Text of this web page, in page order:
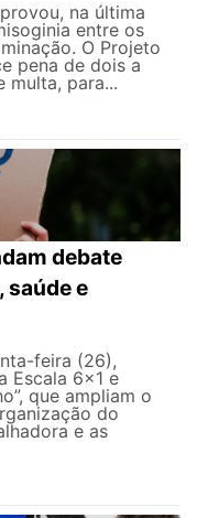
na última
entre os
O Projeto
pena de dois a
multa, para...
debate
saúde e
feira (26),
Escala 6×1 e
que ampliam o
do
e as